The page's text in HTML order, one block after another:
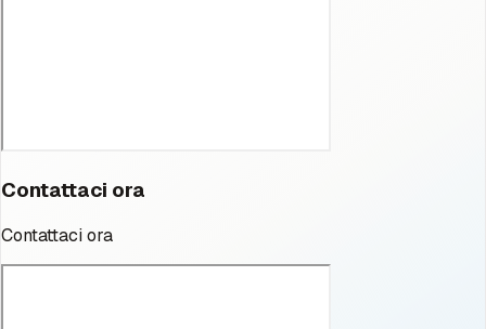
Contattaci ora
Contattaci ora